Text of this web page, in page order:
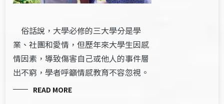
俗話說，大學必修的三大學分是學
業、社團和愛情，但歷年來大學生因感
情因素，導致傷害自己或他人的事件層
出不窮，學者呼籲情感教育不容忽視。
READ MORE